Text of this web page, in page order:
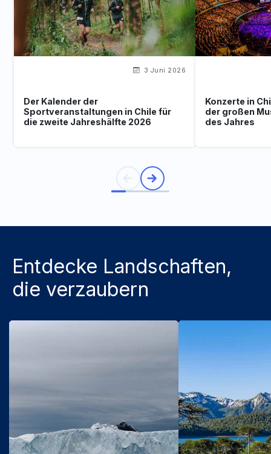
3 Juni 2026
Der Kalender der
Sportveranstaltungen in Chile für
die zweite Jahreshälfte 2026
Konzerte in
der großen
des Jahres
Entdecke Landschaften,
die verzaubern